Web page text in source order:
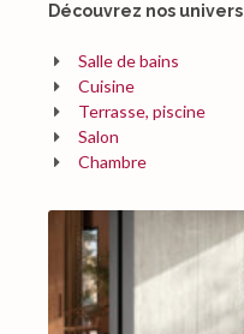
Découvrez nos univers
Salle de bains
Cuisine
Terrasse, piscine
Salon
Chambre